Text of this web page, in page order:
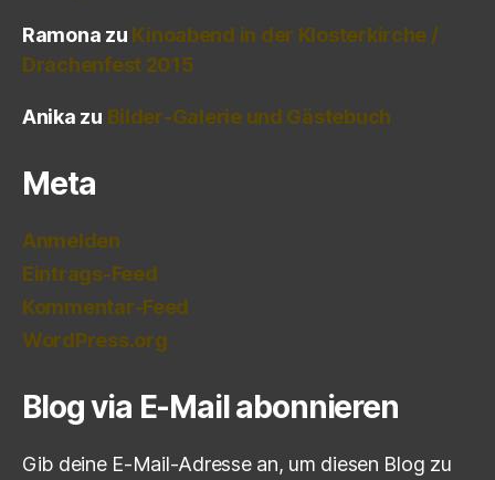
Ramona zu Kinoabend in der Klosterkirche /
Drachenfest 2015
Anika zu Bilder-Galerie und Gästebuch
Meta
Anmelden
Eintrags-Feed
Kommentar-Feed
WordPress.org
Blog via E-Mail abonnieren
Gib deine E-Mail-Adresse an, um diesen Blog zu